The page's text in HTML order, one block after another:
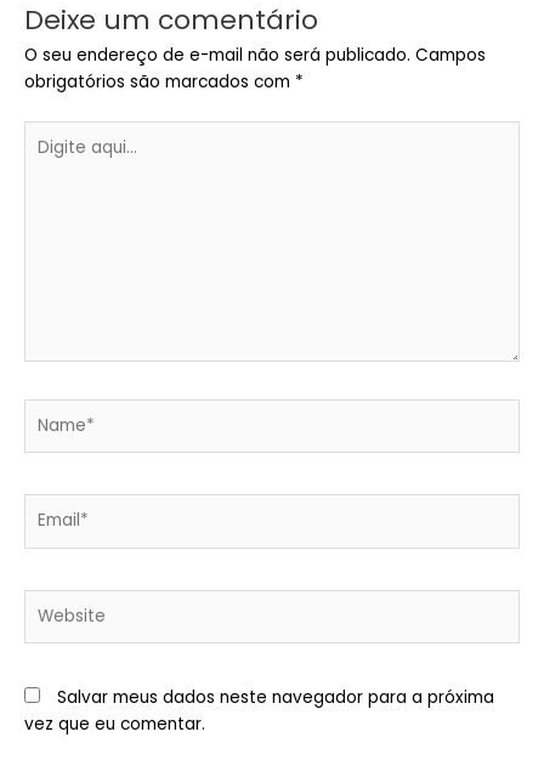
Deixe um comentário
O seu endereço de e-mail não será publicado. Campos
obrigatórios são marcados com *
aqui...
Salvar meus dados neste navegador para a próxima
vez que eu comentar.